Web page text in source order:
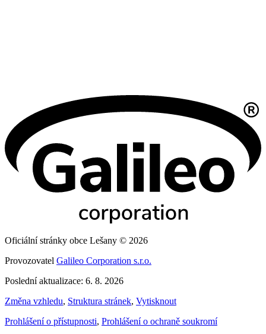
Oficiální stránky obce Lešany © 2026
Provozovatel Galileo Corporation s.r.o.
Poslední aktualizace: 6. 8. 2026
Změna vzhledu, Struktura stránek, Vytisknout
Prohlášení o přístupnosti, Prohlášení o ochraně soukromí